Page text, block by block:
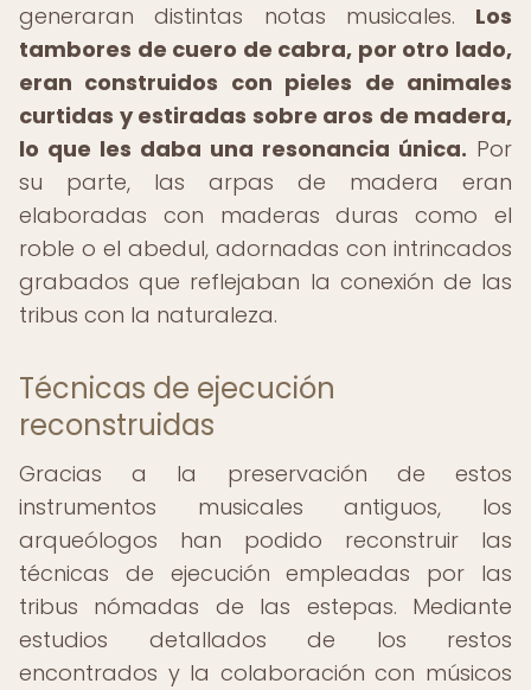
generaran distintas notas musicales. Los
tambores de cuero de cabra, por otro lado,
eran construidos con pieles de animales
curtidas y estiradas sobre aros de madera,
lo que les daba una resonancia única. Por
su parte, las arpas de madera eran
elaboradas con maderas duras como el
roble o el abedul, adornadas con intrincados
grabados que reflejaban la conexión de las
tribus con la naturaleza.
Técnicas de ejecución
reconstruidas
Gracias a la preservación de estos
instrumentos musicales antiguos, los
arqueólogos han podido reconstruir las
técnicas de ejecución empleadas por las
tribus nómadas de las estepas. Mediante
estudios detallados de los restos
encontrados y la colaboración con músicos